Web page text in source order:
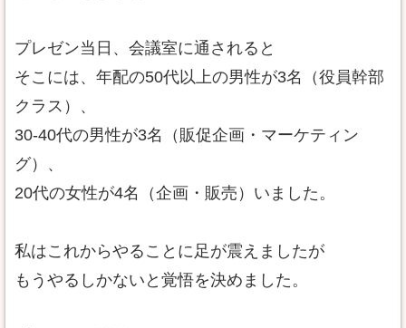
プレゼン当日、会議室に通されると
そこには、年配の50代以上の男性が3名（役員幹部
クラス）、
30-40代の男性が3名（販促企画・マーケティン
グ）、
20代の女性が4名（企画・販売）いました。
私はこれからやることに足が震えましたが
もうやるしかないと覚悟を決めました。